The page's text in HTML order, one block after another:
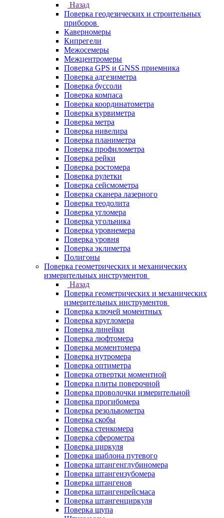
Назад
Поверка геодезических и строительных
приборов
Каверномеры
Кипрегели
Межосемеры
Межцентромеры
Поверка GPS и GNSS приемника
Поверка адгезиметра
Поверка буссоли
Поверка компаса
Поверка координатометра
Поверка курвиметра
Поверка метра
Поверка нивелира
Поверка планиметра
Поверка профилометра
Поверка рейки
Поверка ростомера
Поверка рулетки
Поверка сейсмометра
Поверка сканера лазерного
Поверка теодолита
Поверка угломера
Поверка угольника
Поверка уровнемера
Поверка уровня
Поверка эклиметра
Полигоны
Поверка геометрических и механических
измерительных инструментов
Назад
Поверка геометрических и механических
измерительных инструментов
Поверка ключей моментных
Поверка кругломера
Поверка линейки
Поверка люфтомера
Поверка моментомера
Поверка нутромера
Поверка оптиметра
Поверка отвертки моментной
Поверка плиты поверочной
Поверка проволочки измерительной
Поверка прогибомера
Поверка резольвометра
Поверка скобы
Поверка стенкомера
Поверка сферометра
Поверка циркуля
Поверка шаблона путевого
Поверка штангенглубиномера
Поверка штангензубомера
Поверка штангенов
Поверка штангенрейсмаса
Поверка штангенциркуля
Поверка щупа